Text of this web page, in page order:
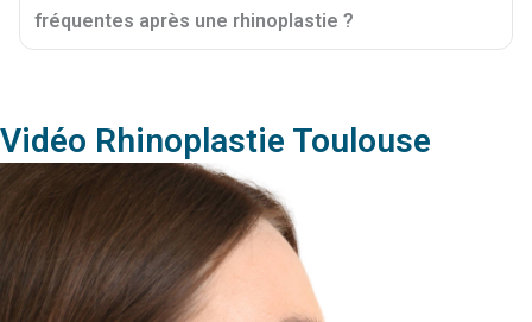
fréquentes après une rhinoplastie ?
Vidéo Rhinoplastie Toulouse